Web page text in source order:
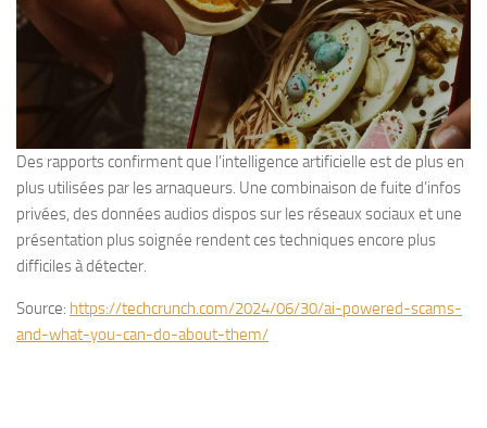
Des rapports confirment que l’intelligence artificielle est de plus en
plus utilisées par les arnaqueurs. Une combinaison de fuite d’infos
privées, des données audios dispos sur les réseaux sociaux et une
présentation plus soignée rendent ces techniques encore plus
difficiles à détecter.
Source: https://techcrunch.com/2024/06/30/ai-powered-scams-
and-what-you-can-do-about-them/